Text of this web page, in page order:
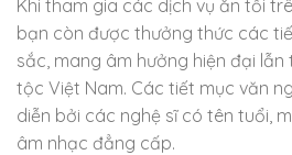
Khi tham gia các dịch vụ ăn tối
bạn còn được thưởng thức các
sắc, mang âm hưởng hiện đại
tộc Việt Nam. Các tiết mục văn
diễn bởi các nghệ sĩ có tên tuổi,
âm nhạc đẳng cấp.